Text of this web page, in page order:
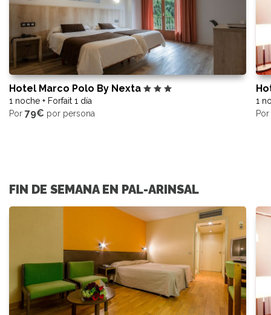
Hotel Marco Polo By Nexta
1 noche + Forfait 1 día
Por 79€ por persona
1
Por
FIN DE SEMANA EN PAL-ARINSAL